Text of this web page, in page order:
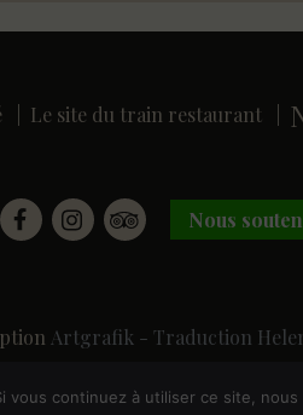
Le site du train restaurant
Nous
Artgrafik - Traduction
continuez à utiliser ce site,